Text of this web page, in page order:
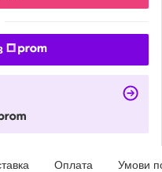
Оплата Умови